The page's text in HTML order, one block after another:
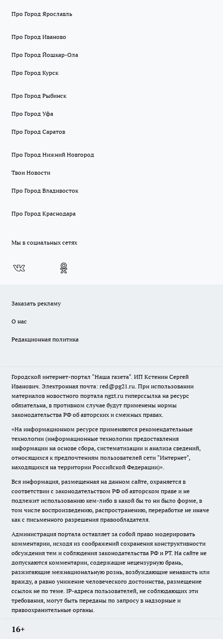
Про Город Ярославль
Про Город Иваново
Про Город Йошкар-Ола
Про Город Курск
Про Город Рыбинск
Про Город Уфа
Про Город Саратов
Про Город Нижний Новгород
Твои Новости
Про Город Владивосток
Про Город Краснодара
Мы в социальных сетях
Заказать рекламу
О нас
Редакционная политика
Городской интернет-портал "Наша газета". ИП Кстенин Сергей
Иванович. Электронная почта: red@pg21.ru. При использовании
материалов новостного портала ngzt.ru гиперссылка на ресурс
обязательна, в противном случае будут применены нормы
законодательства РФ об авторских и смежных правах.
«На информационном ресурсе применяются рекомендательные
технологии (информационные технологии предоставления
информации на основе сбора, систематизации и анализа сведений,
относящихся к предпочтениям пользователей сети "Интернет",
находящихся на территории Российской Федерации)».
Вся информация, размещенная на данном сайте, охраняется в
соответствии с законодательством РФ об авторском праве и не
подлежит использованию кем-либо в какой бы то ни было форме, в
том числе воспроизведению, распространению, переработке не иначе
как с письменного разрешения правообладателя.
Администрация портала оставляет за собой право модерировать
комментарии, исходя из соображений сохранения конструктивности
обсуждения тем и соблюдения законодательства РФ и РТ. На сайте не
допускаются комментарии, содержащие нецензурную брань,
разжигающие межнациональную рознь, возбуждающие ненависть или
вражду, а равно унижение человеческого достоинства, размещение
ссылок не по теме. IP-адреса пользователей, не соблюдающих эти
требования, могут быть переданы по запросу в надзорные и
правоохранительные органы.
16+